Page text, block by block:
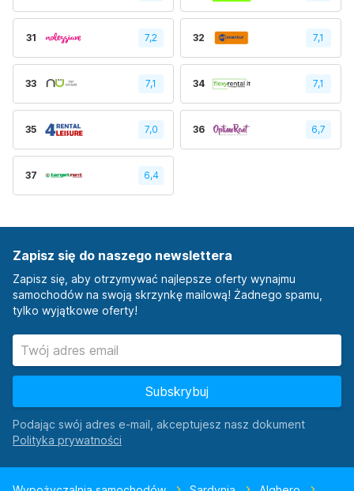
31 7,2 32 7,1
33 7,1 34 7,1
35 7,0 36 6,7
37 6,4
Zapisz się do naszego newslettera
Zapisz się, aby otrzymywać najlepsze oferty wynajmu
samochodów na swoją skrzynkę mailową! Żadnego spamu,
tylko wyjątkowe oferty!
Subskrybuj
Podając swój adres e-mail, akceptujesz nasz dokument